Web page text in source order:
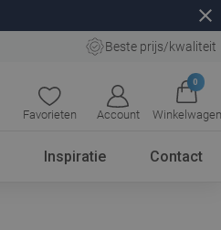
close
Beste prijs/kwaliteit
Favorieten Account
0
Winkelwagen
Inspiratie Contact